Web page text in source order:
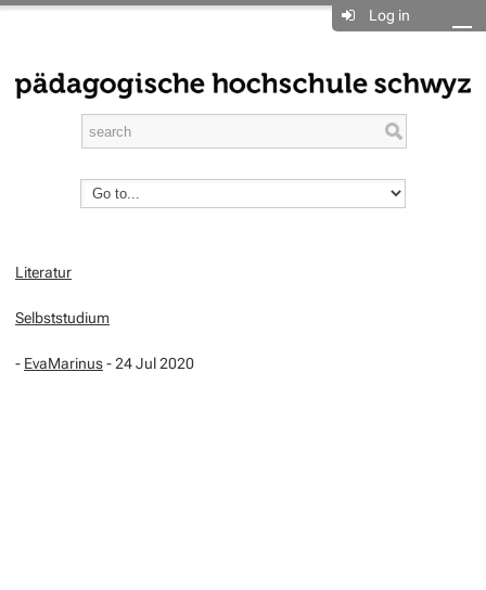
Log in
Literatur
Selbststudium
- EvaMarinus- 24 Jul 2020